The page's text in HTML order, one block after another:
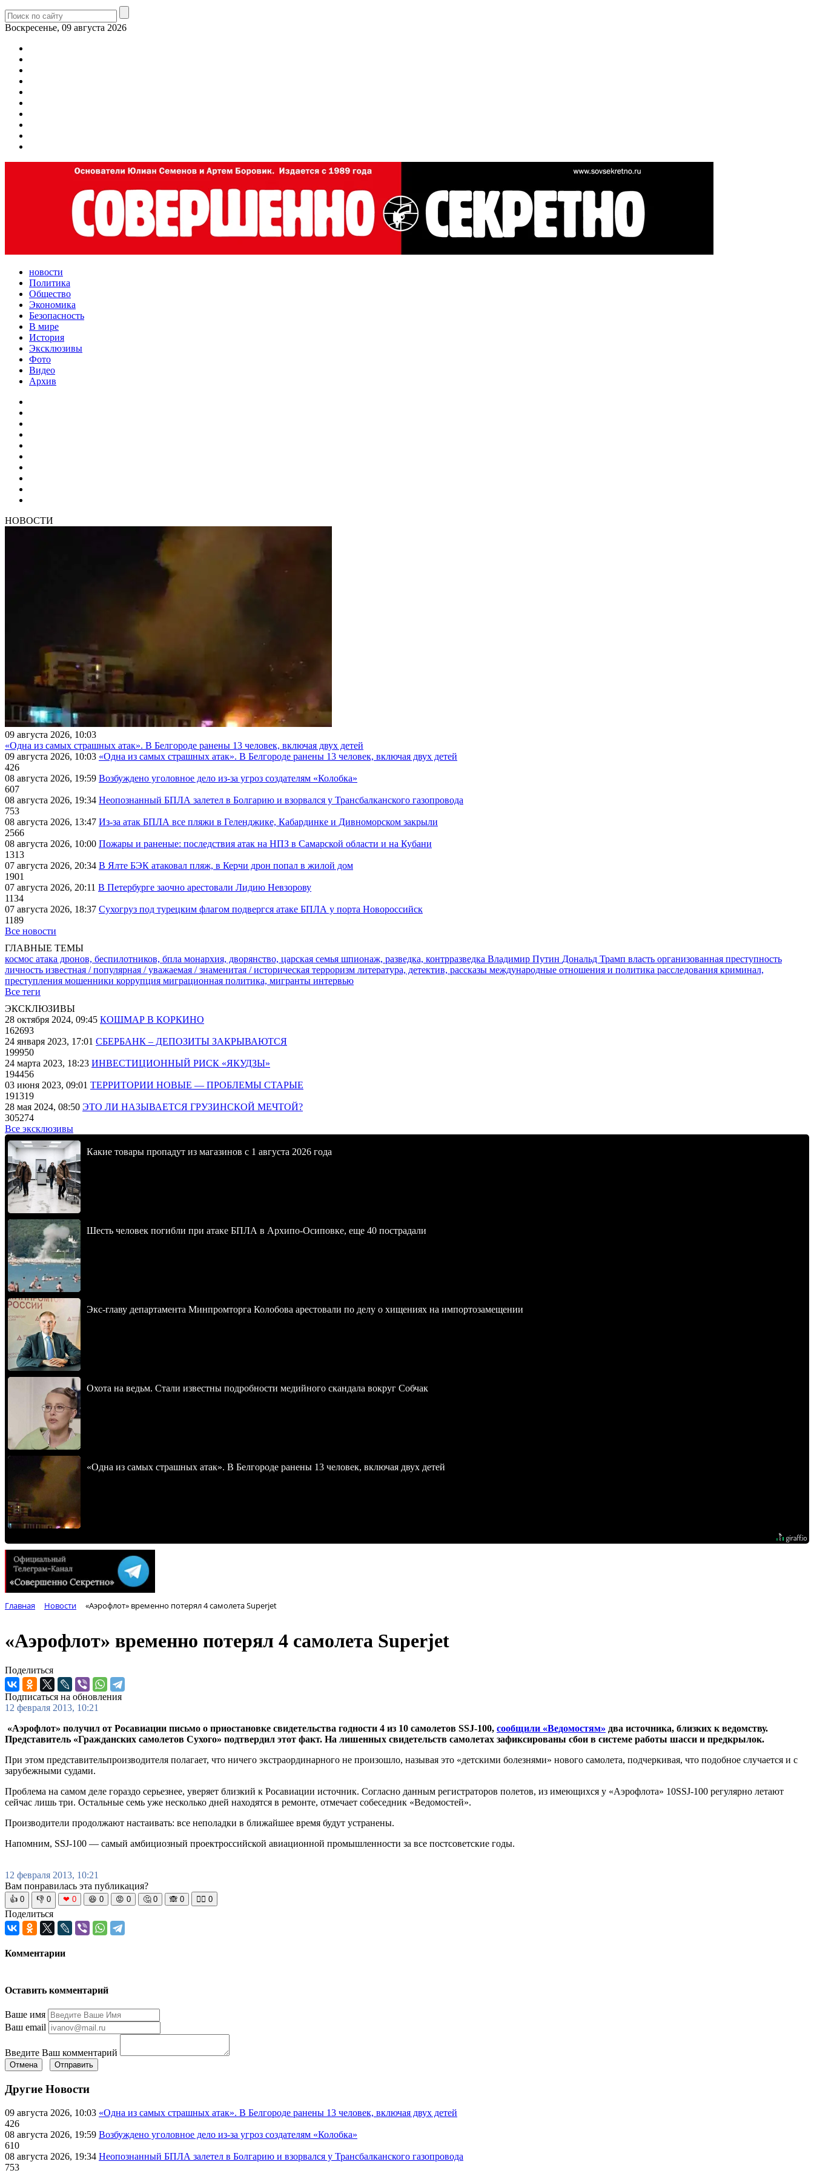
Воскресенье, 09 августа 2026
новости
Политика
Общество
Экономика
Безопасность
В мире
История
Эксклюзивы
Фото
Видео
Архив
НОВОСТИ
09 августа 2026, 10:03
«Одна из самых страшных атак». В Белгороде ранены 13 человек, включая двух детей
09 августа 2026, 10:03 «Одна из самых страшных атак». В Белгороде ранены 13 человек, включая двух детей
426
08 августа 2026, 19:59 Возбуждено уголовное дело из-за угроз создателям «Колобка»
607
08 августа 2026, 19:34 Неопознанный БПЛА залетел в Болгарию и взорвался у Трансбалканского газопровода
753
08 августа 2026, 13:47 Из-за атак БПЛА все пляжи в Геленджике, Кабардинке и Дивноморском закрыли
2566
08 августа 2026, 10:00 Пожары и раненые: последствия атак на НПЗ в Самарской области и на Кубани
1313
07 августа 2026, 20:34 В Ялте БЭК атаковал пляж, в Керчи дрон попал в жилой дом
1901
07 августа 2026, 20:11 В Петербурге заочно арестовали Лидию Невзорову
1134
07 августа 2026, 18:37 Сухогруз под турецким флагом подвергся атаке БПЛА у порта Новороссийск
1189
Все новости
ГЛАВНЫЕ ТЕМЫ
космос атака дронов, беспилотников, бпла монархия, дворянство, царская семья шпионаж, разведка, контрразведка Владимир Путин Дональд Трамп власть организованная преступность
личность известная / популярная / уважаемая / знаменитая / историческая терроризм литература, детектив, рассказы международные отношения и политика расследования криминал,
преступления мошенники коррупция миграционная политика, мигранты интервью
Все теги
ЭКСКЛЮЗИВЫ
28 октября 2024, 09:45 КОШМАР В КОРКИНО
162693
24 января 2023, 17:01 СБЕРБАНК – ДЕПОЗИТЫ ЗАКРЫВАЮТСЯ
199950
24 марта 2023, 18:23 ИНВЕСТИЦИОННЫЙ РИСК «ЯКУДЗЫ»
194456
03 июня 2023, 09:01 ТЕРРИТОРИИ НОВЫЕ — ПРОБЛЕМЫ СТАРЫЕ
191319
28 мая 2024, 08:50 ЭТО ЛИ НАЗЫВАЕТСЯ ГРУЗИНСКОЙ МЕЧТОЙ?
305274
Все эксклюзивы
Какие товары пропадут из магазинов с 1 августа 2026 года
Шесть человек погибли при атаке БПЛА в Архипо-Осиповке, еще 40 пострадали
Экс-главу департамента Минпромторга Колобова арестовали по делу о хищениях на импортозамещении
Охота на ведьм. Стали известны подробности медийного скандала вокруг Собчак
«Одна из самых страшных атак». В Белгороде ранены 13 человек, включая двух детей
Главная Новости «Аэрофлот» временно потерял 4 самолета Superjet
«Аэрофлот» временно потерял 4 самолета Superjet
Поделиться
Подписаться на обновления
12 февраля 2013, 10:21
«Аэрофлот» получил от Росавиации письмо о приостановке свидетельства годности 4 из 10 самолетов SSJ-100, сообщили «Ведомостям» два источника, близких к ведомству.
Представитель «Гражданских самолетов Сухого» подтвердил этот факт. На лишенных свидетельств самолетах зафиксированы сбои в системе работы шасси и предкрылок.
При этом представительпроизводителя полагает, что ничего экстраординарного не произошло, называя это «детскими болезнями» нового самолета, подчеркивая, что подобное случается и с
зарубежными судами.
Проблема на самом деле гораздо серьезнее, уверяет близкий к Росавиации источник. Согласно данным регистраторов полетов, из имеющихся у «Аэрофлота» 10SSJ-100 регулярно летают
сейчас лишь три. Остальные семь уже несколько дней находятся в ремонте, отмечает собеседник «Ведомостей».
Производители продолжают настаивать: все неполадки в ближайшее время будут устранены.
Напомним, SSJ-100 — самый амбициозный проектроссийской авиационной промышленности за все постсоветские годы.
12 февраля 2013, 10:21
Вам понравилась эта публикация?
👍 0 👎 0 ❤ 0 😆 0 😡 0 🤔 0 🙈 0 🧘‍♀️ 0
Поделиться
Комментарии
Оставить комментарий
Ваше имя
Ваш email
Введите Ваш комментарий
Отмена Отправить
Другие Новости
09 августа 2026, 10:03 «Одна из самых страшных атак». В Белгороде ранены 13 человек, включая двух детей
426
08 августа 2026, 19:59 Возбуждено уголовное дело из-за угроз создателям «Колобка»
610
08 августа 2026, 19:34 Неопознанный БПЛА залетел в Болгарию и взорвался у Трансбалканского газопровода
753